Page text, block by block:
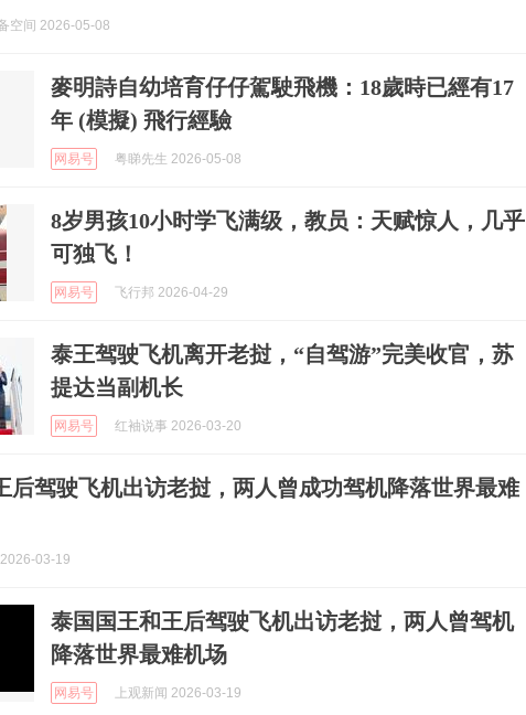
空间 2026-05-08
麥明詩自幼培育仔仔駕駛飛機：18歲時已經有17
年 (模擬) 飛行經驗
网易号 粤睇先生 2026-05-08
8岁男孩10小时学飞满级，教员：天赋惊人，几乎
可独飞！
网易号 飞行邦 2026-04-29
泰王驾驶飞机离开老挝，“自驾游”完美收官，苏
提达当副机长
网易号 红袖说事 2026-03-20
后驾驶飞机出访老挝，两人曾成功驾机降落世界最难
2026-03-19
泰国国王和王后驾驶飞机出访老挝，两人曾驾机
降落世界最难机场
网易号 上观新闻 2026-03-19